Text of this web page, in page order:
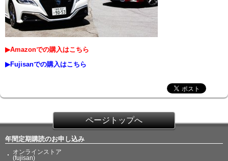
▶Amazonでの購入はこちら
▶Fujisanでの購入はこちら
ページトップへ
年間定期購読のお申し込み
オンラインストア
(fujisan)